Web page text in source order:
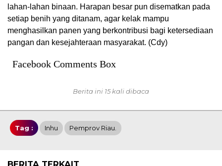
lahan-lahan binaan. Harapan besar pun disematkan pada
setiap benih yang ditanam, agar kelak mampu
menghasilkan panen yang berkontribusi bagi ketersediaan
pangan dan kesejahteraan masyarakat. (Cdy)
Facebook Comments Box
Berita ini 15 kali dibaca
Tag : Inhu Pemprov Riau.